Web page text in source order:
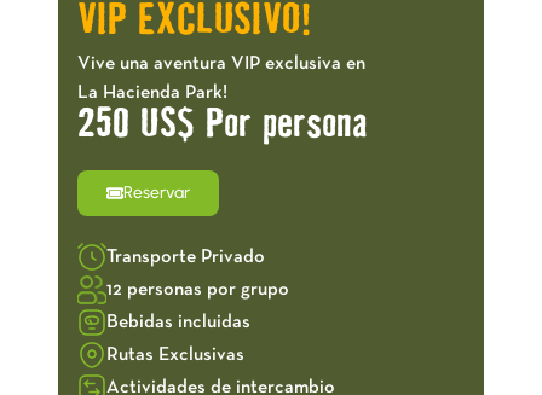
VIP EXCLUSIVO!
Vive una aventura VIP exclusiva en
La Hacienda Park!
250 US$ Por persona
Reservar
Transporte Privado
12 personas por grupo
Bebidas incluidas
Rutas Exclusivas
Actividades de intercambio